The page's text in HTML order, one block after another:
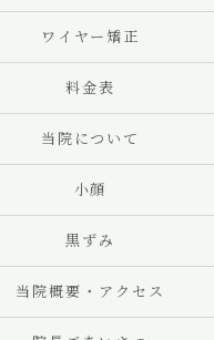
ワイヤー矯正
料金表
当院について
小顔
黒ずみ
当院概要・アクセス